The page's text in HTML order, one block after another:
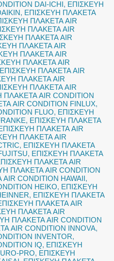
DAI-ICHI, ΕΠΙΣΚΕΥΗ
, ΕΠΙΣΚΕΥΗ ΠΛΑΚΕΤΑ
ΠΛΑΚΕΤΑ AIR
ΠΛΑΚΕΤΑ AIR
ΠΛΑΚΕΤΑ AIR
ΠΛΑΚΕΤΑ AIR
ΠΛΑΚΕΤΑ AIR
ΠΛΑΚΕΤΑ AIR
ΕΠΙΣΚΕΥΗ ΠΛΑΚΕΤΑ AIR
ΠΛΑΚΕΤΑ AIR
ΠΛΑΚΕΤΑ AIR
ΠΛΑΚΕΤΑ AIR CONDITION
AIR CONDITION FINLUX,
FLUO, ΕΠΙΣΚΕΥΗ
, ΕΠΙΣΚΕΥΗ ΠΛΑΚΕΤΑ
ΠΛΑΚΕΤΑ AIR
ΠΛΑΚΕΤΑ AIR
, ΕΠΙΣΚΕΥΗ ΠΛΑΚΕΤΑ
, ΕΠΙΣΚΕΥΗ ΠΛΑΚΕΤΑ
ΠΛΑΚΕΤΑ AIR
ΠΛΑΚΕΤΑ AIR CONDITION
CONDITION HAWAII,
HEIKO, ΕΠΙΣΚΕΥΗ
, ΕΠΙΣΚΕΥΗ ΠΛΑΚΕΤΑ
ΠΛΑΚΕΤΑ AIR
ΠΛΑΚΕΤΑ AIR
ΠΛΑΚΕΤΑ AIR CONDITION
AIR CONDITION INNOVA,
INVENTOR,
IQ, ΕΠΙΣΚΕΥΗ
PRO, ΕΠΙΣΚΕΥΗ